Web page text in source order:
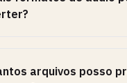
arquivos posso